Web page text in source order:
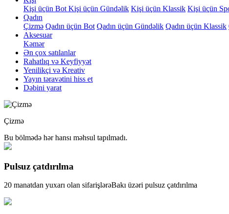
Kişi üçün Bot Kişi üçün Gündəlik Kişi üçün Klassik Kişi üçün
Qadın
Çizmə Qadın üçün Bot Qadın üçün Gündəlik Qadın üçün Klassik
Aksesuar
Kəmər
Ən çox satılanlar
Rahatlıq və Keyfiyyət
Yenilikçi və Kreativ
Yayın təravətini hiss et
Dəbini yarat
Çizmə
Bu bölmədə hər hansı məhsul tapılmadı.
Pulsuz çatdırılma
20 manatdan yuxarı olan sifarişlərəBakı üzəri pulsuz çatdırılma